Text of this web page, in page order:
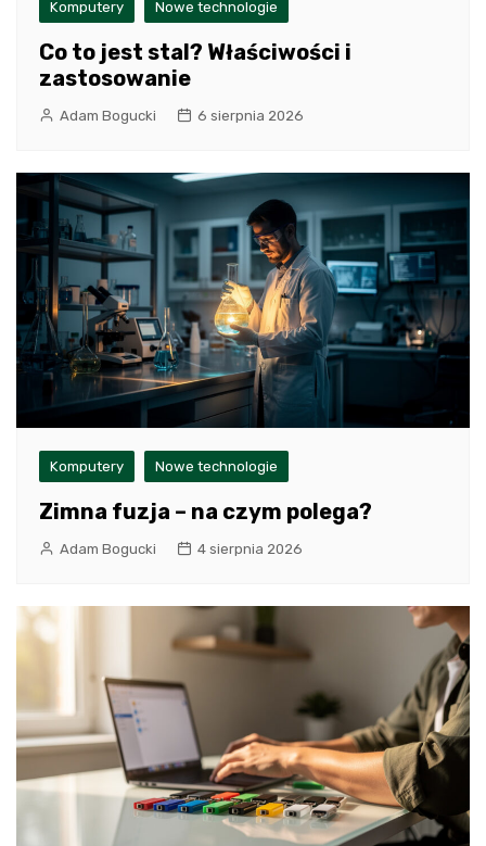
Komputery Nowe technologie
Co to jest stal? Właściwości i
zastosowanie
Adam Bogucki 6 sierpnia 2026
Komputery Nowe technologie
Zimna fuzja – na czym polega?
Adam Bogucki 4 sierpnia 2026